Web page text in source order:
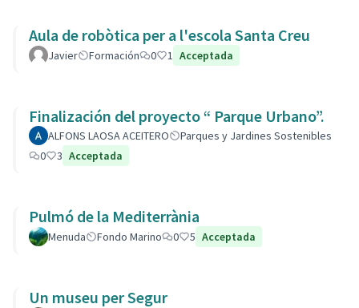
Aula de robòtica per a l'escola Santa Creu
Javier Formación 0 1 Acceptada
Finalización del proyecto “ Parque Urbano”.
ALFONS LAOSA ACEITERO
Parques y Jardines Sostenibles
0
3 Acceptada
Pulmó de la Mediterrània
Menuda Fondo Marino 0 5 Acceptada
Un museu per Segur